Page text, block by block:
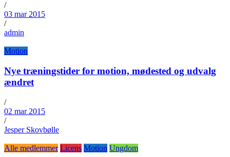
/
03 mar 2015
/
admin
Motion
Nye træningstider for motion, mødested og udvalg
ændret
/
02 mar 2015
/
Jesper Skovbølle
Alle medlemmer Licens Motion Ungdom